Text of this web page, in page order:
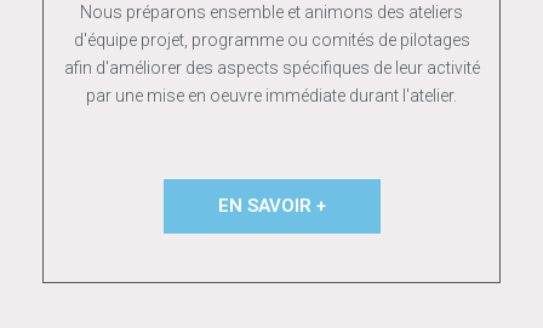
Nous préparons ensemble et animons des ateliers
d'équipe projet, programme ou comités de pilotages
afin d'améliorer des aspects spécifiques de leur activité
par une mise en oeuvre immédiate durant l'atelier.
EN SAVOIR +